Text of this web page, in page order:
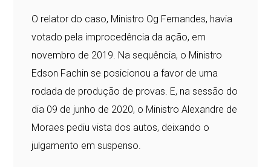
O relator do caso, Ministro Og Fernandes, havia
votado pela improcedência da ação, em
novembro de 2019. Na sequência, o Ministro
Edson Fachin se posicionou a favor de uma
rodada de produção de provas. E, na sessão do
dia 09 de junho de 2020, o Ministro Alexandre de
Moraes pediu vista dos autos, deixando o
julgamento em suspenso.